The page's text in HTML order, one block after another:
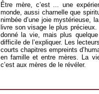
Être mère, c’est ... une
monde, aussi charnelle que
nimbée d’une joie mystérieuse,
livre son visage le plus
donné la vie, mais plus
difficile de l’expliquer. Les
courts chapitres empreints
en famille et entre mères. La
c’est aux mères de le révéler.